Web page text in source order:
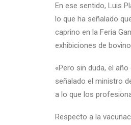
En ese sentido, Luis
lo que ha señalado
caprino en la Feria
exhibiciones de
«Pero sin duda, el
señalado el ministro
a lo que los
Respecto a la